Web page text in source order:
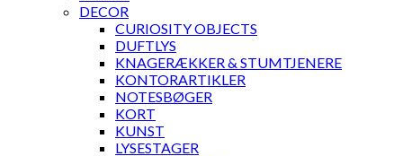
DECOR
CURIOSITY OBJECTS
DUFTLYS
KNAGERÆKKER & STUMTJENERE
KONTORARTIKLER
NOTESBØGER
KORT
KUNST
LYSESTAGER